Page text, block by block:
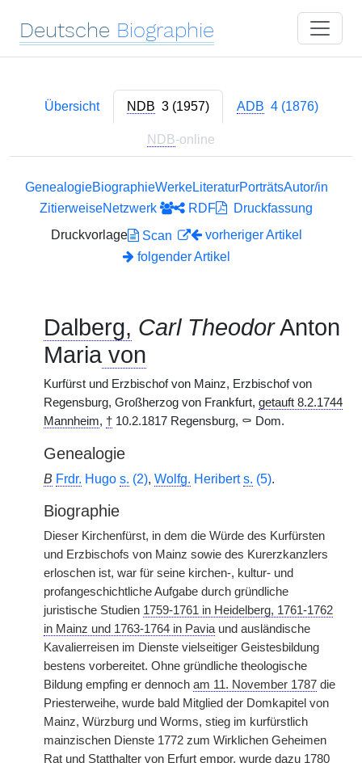
Deutsche Biographie
Übersicht NDB 3 (1957) ADB 4 (1876)
NDB-online
GenealogieBiographieWerkeLiteraturPorträtsAutor/in
ZitierweiseNetzwerk RDF
Druckfassung
Druckvorlage
Scan
vorheriger Artikel
folgender Artikel
Dalberg, Carl TheodorAnton
Maria von
Kurfürst und Erzbischof von Mainz, Erzbischof von
Regensburg, Großherzog von Frankfurt, getauft 8.2.1744
Mannheim, † 10.2.1817 Regensburg, ⚰ Dom.
Genealogie
B Frdr. Hugo s. (2), Wolfg. Heriberts. (5).
Biographie
Dieser Kirchenfürst, in dem die Würde des Kurfürsten
und Erzbischofs von Mainz sowie des Kurerzkanzlers
erloschen ist, war für seine kirchen-, kultur- und
profangeschichtliche Aufgabe durch gründliche
juristische Studien 1759-1761 in Heidelberg, 1761-1762
in Mainz und 1763-1764 in Pavia und ausländische
Kavalierreisen im Dienste vielseitiger Geistesbildung
bestens vorbereitet. Ohne gründliche theologische
Bildung empfing er dennoch am 11. November 1787 die
Priesterweihe, wurde bald Mitglied der Domkapitel von
Mainz, Würzburg und Worms, stieg im kurfürstlich
mainzischen Dienste 1772 zum Wirklichen Geheimen
Rat und Statthalter von Erfurt empor, wurde dazu 1780